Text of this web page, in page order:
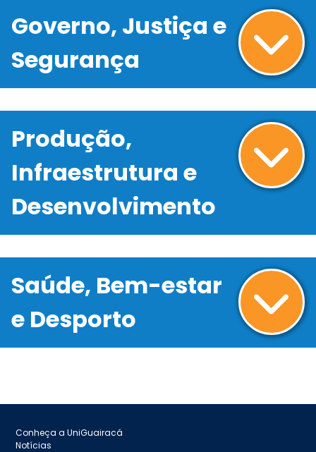
Governo, Justiça e
Segurança
Produção,
Infraestrutura e
Desenvolvimento
Saúde, Bem-estar
e Desporto
Conheça a UniGuairacá
Notícias